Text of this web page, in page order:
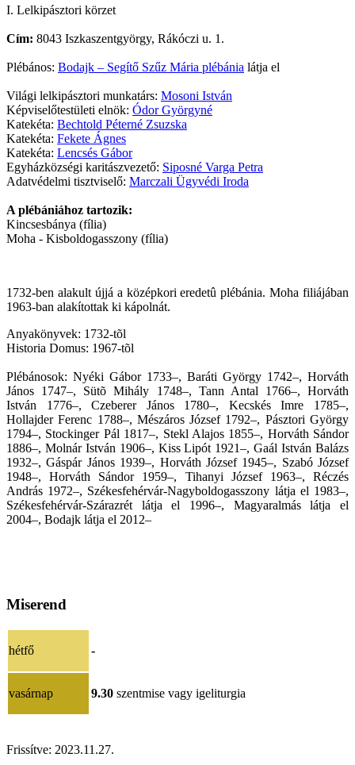
I. Lelkipásztori körzet
Cím: 8043 Iszkaszentgyörgy, Rákóczi u. 1.
Plébános: Bodajk – Segítő Szűz Mária plébánia látja el
Világi lelkipásztori munkatárs: Mosoni István
Képviselőtestületi elnök: Ódor Györgyné
Katekéta: Bechtold Péterné Zsuzska
Katekéta: Fekete Ágnes
Katekéta: Lencsés Gábor
Egyházközségi karitászvezető: Siposné Varga Petra
Adatvédelmi tisztviselő: Marczali Ügyvédi Iroda
A plébániához tartozik:
Kincsesbánya (fília)
Moha - Kisboldogasszony (fília)
1732-ben alakult újjá a középkori eredetû plébánia. Moha filiájában
1963-ban alakítottak ki kápolnát.
Anyakönyvek: 1732-tõl
Historia Domus: 1967-tõl
Plébánosok: Nyéki Gábor 1733–, Baráti György 1742–, Horváth
János 1747–, Sütõ Mihály 1748–, Tann Antal 1766–, Horváth
István 1776–, Czeberer János 1780–, Kecskés Imre 1785–,
Hollajder Ferenc 1788–, Mészáros József 1792–, Pásztori György
1794–, Stockinger Pál 1817–, Stekl Alajos 1855–, Horváth Sándor
1886–, Molnár István 1906–, Kiss Lipót 1921–, Gaál István Balázs
1932–, Gáspár János 1939–, Horváth József 1945–, Szabó József
1948–, Horváth Sándor 1959–, Tihanyi József 1963–, Réczés
András 1972–, Székesfehérvár-Nagyboldogasszony látja el 1983–,
Székesfehérvár-Szárazrét látja el 1996–, Magyaralmás látja el
2004–, Bodajk látja el 2012–
Miserend
hétfő -
vasárnap 9.30 szentmise vagy igeliturgia
Frissítve: 2023.11.27.